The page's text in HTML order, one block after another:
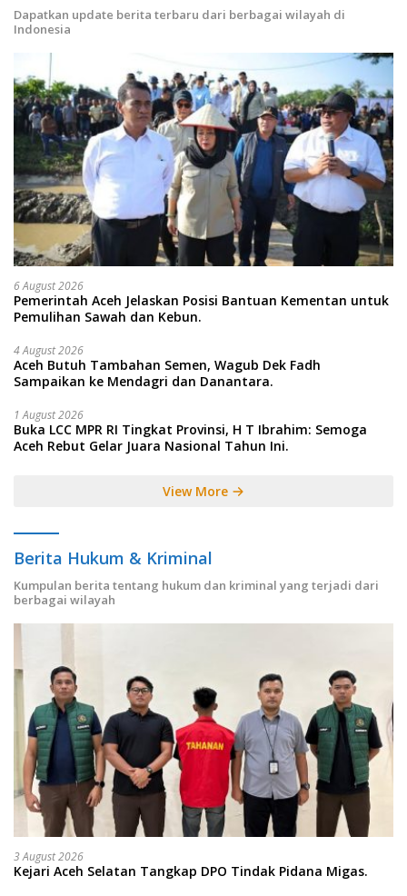
Dapatkan update berita terbaru dari berbagai wilayah di
Indonesia
6 August 2026
Pemerintah Aceh Jelaskan Posisi Bantuan Kementan untuk
Pemulihan Sawah dan Kebun.
4 August 2026
Aceh Butuh Tambahan Semen, Wagub Dek Fadh
Sampaikan ke Mendagri dan Danantara.
1 August 2026
Buka LCC MPR RI Tingkat Provinsi, H T Ibrahim: Semoga
Aceh Rebut Gelar Juara Nasional Tahun Ini.
View More
Berita Hukum & Kriminal
Kumpulan berita tentang hukum dan kriminal yang terjadi dari
berbagai wilayah
3 August 2026
Kejari Aceh Selatan Tangkap DPO Tindak Pidana Migas.